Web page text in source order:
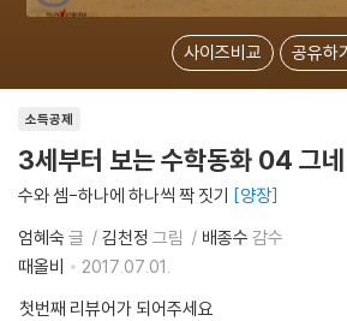
사이즈비교 공유하
소득공제
3세부터 보는 수학동화 04 그
수와 셈-하나에 하나씩 짝 짓기
양장
엄혜숙 글 김천정 그림 배종수 감수
때올비
2017.07.01.
첫번째 리뷰어가 되어주세요